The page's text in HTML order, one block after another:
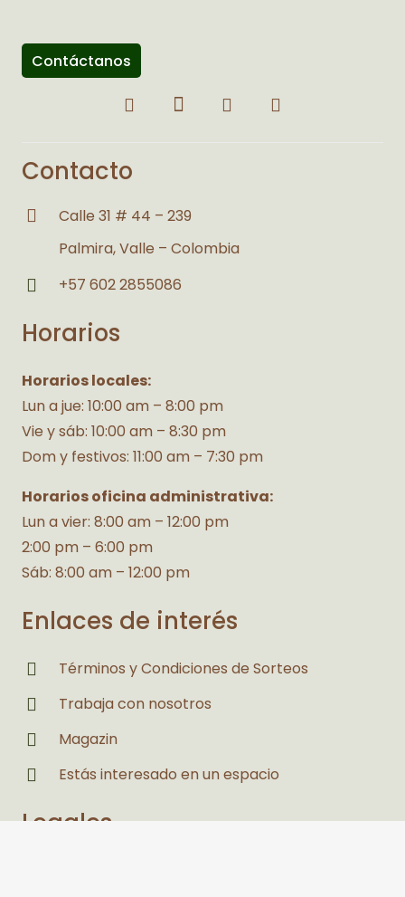
Contáctanos
Contacto
Calle 31 # 44 – 239
Palmira, Valle – Colombia
+57 602 2855086
Horarios
Horarios locales:
Lun a jue: 10:00 am – 8:00 pm
Vie y sáb: 10:00 am – 8:30 pm
Dom y festivos: 11:00 am – 7:30 pm
Horarios oficina administrativa:
Lun a vier: 8:00 am – 12:00 pm
2:00 pm – 6:00 pm
Sáb: 8:00 am – 12:00 pm
Enlaces de interés
Términos y Condiciones de Sorteos
Trabaja con nosotros
Magazin
Estás interesado en un espacio
Legales